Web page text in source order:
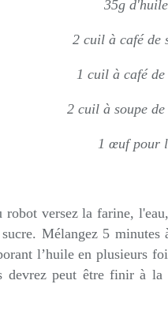
35g
2 cuil à café de
1 cuil à café de
2 cuil à soupe
1 œuf pour
robot versez la farine,
Mélangez 5
l’huile en plusieurs
devrez peut être finir à